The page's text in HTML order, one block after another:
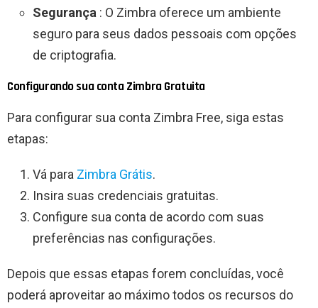
Segurança : O Zimbra oferece um ambiente
seguro para seus dados pessoais com opções
de criptografia.
Configurando sua conta Zimbra Gratuita
Para configurar sua conta Zimbra Free, siga estas
etapas:
Vá para Zimbra Grátis.
Insira suas credenciais gratuitas.
Configure sua conta de acordo com suas
preferências nas configurações.
Depois que essas etapas forem concluídas, você
poderá aproveitar ao máximo todos os recursos do